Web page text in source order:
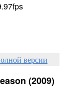
версии
(2009)